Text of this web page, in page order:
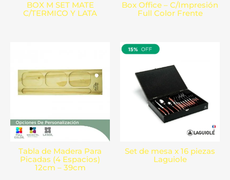
BOX M SET MATE
C/TERMICO Y LATA
Box Office – C/Impresión
Full Color Frente
Tabla de Madera Para
Picadas (4 Espacios)
12cm – 39cm
Set de mesa x 16 piezas
Laguiole